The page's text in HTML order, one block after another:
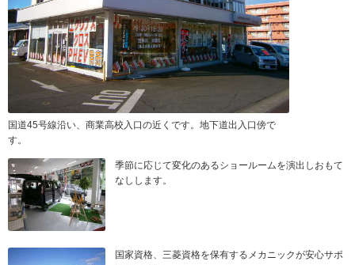
国道45号線沿い、商業高校入口の近くです。地下道出入口傍で
す。
季節に応じて変化のあるショールームを演出しおもて
なしします。
国家資格、三菱資格を保有するメカニックが安心サポ